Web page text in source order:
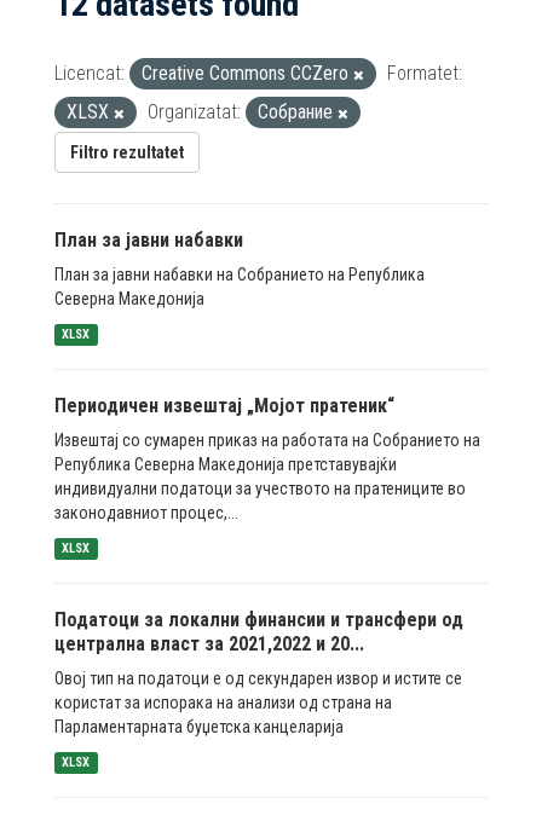
Licencat: Creative Commons CCZero
Formatet:
XLSX
Organizatat: Собрание
Filtro rezultatet
План за јавни набавки
План за јавни набавки на Собранието на Република
Северна Македонија
XLSX
Периодичен извештај „Мојот пратеник“
Извештај со сумарен приказ на работата на Собранието на
Република Северна Македонија претставувајќи
индивидуални податоци за учеството на пратениците во
законодавниот процес,...
XLSX
Податоци за локални финансии и трансфери од
централна власт за 2021,2022 и 20...
Овој тип на податоци е од секундарен извор и истите се
користат за испорака на анализи од страна на
Парламентарната буџетска канцеларија
XLSX